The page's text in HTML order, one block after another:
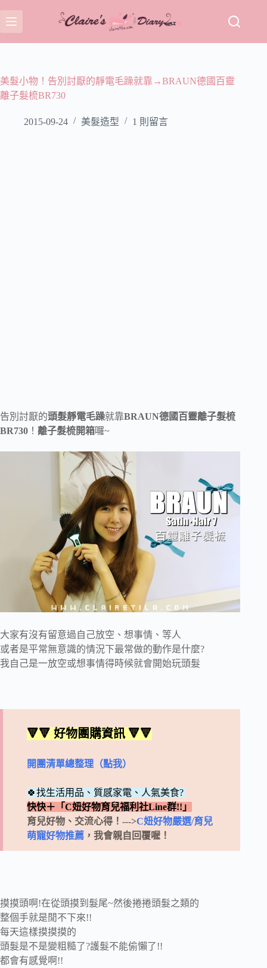
至
主
容
美髮小物！告別討厭的靜電毛躁就靠→BRAUN德國百靈
離子髮梳BR730
2015-09-24 美髮造型 1 則留言
告別討厭的頭髮靜電毛躁就靠BRAUN德國百靈離子髮梳
BR730 ！ 離子髮梳開箱囉~
大家有沒有留意過自己放空、想事情、等人
或者是平常無意識的情況下最常做的動作是什麼?
我自己是一放空或想事情得時候就會開始玩頭髮
🔻🔻 好物團購資訊 🔻🔻
開團清單總整理（點我）
🍀找生活用品、質感家電、人氣美食?
快快＋「C妞好物育兒福利社Line群!!」
育兒好物、交流心得！--->C妞好物嚴選/育兒
萌寵好物推薦 ，我會親自回覆喔！
摸摸頭啊!在從頭摸到髮尾~然後捲捲頭髮之類的
整個手就是閒不下來!!
每天這樣摸摸摸的
頭髮是不是變粗糙了?護髮不能偷懶了!!
都會有感覺啊!!